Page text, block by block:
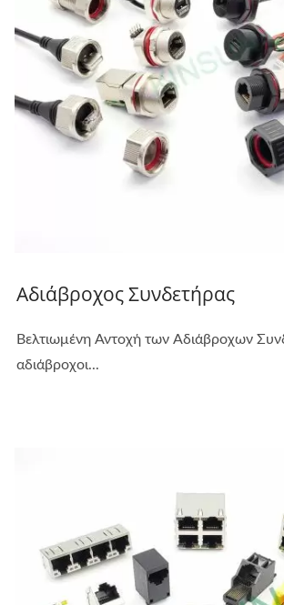
Αδιάβροχος Συνδετήρας
Βελτιωμένη Αντοχή των Αδιάβροχων
αδιάβροχοι...